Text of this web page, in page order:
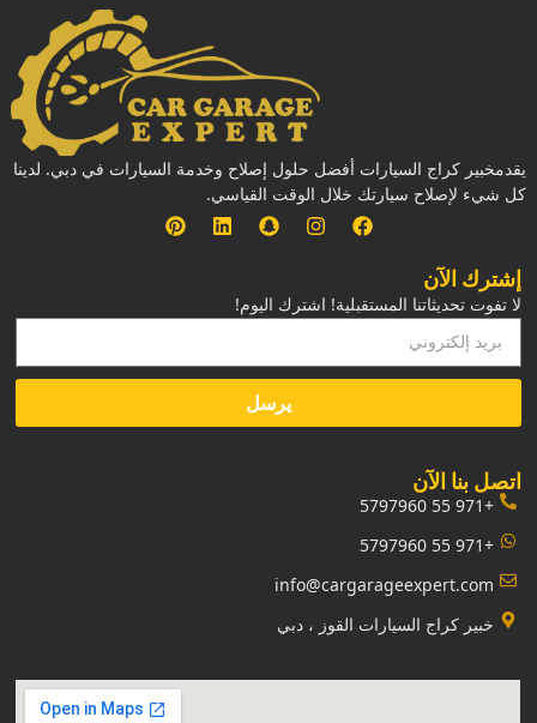
يقدمخبير كراج السيارات أفضل حلول إصلاح وخدمة السيارات في دبي. لدينا
كل شيء لإصلاح سيارتك خلال الوقت القياسي.
إشترك الآن
لا تفوت تحديثاتنا المستقبلية! اشترك اليوم!
يرسل
‏اتصل بنا الآن‏
+971 55 5797960
+971 55 5797960
info@cargarageexpert.com
‏خبير كراج السيارات القوز ، دبي‏